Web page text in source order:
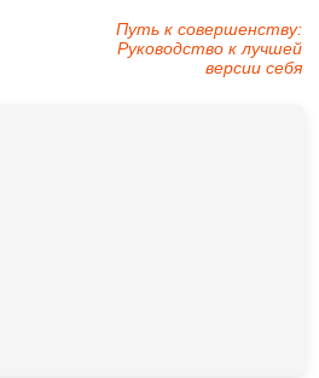
Путь к совершенству:
Руководство к лучшей
версии себя